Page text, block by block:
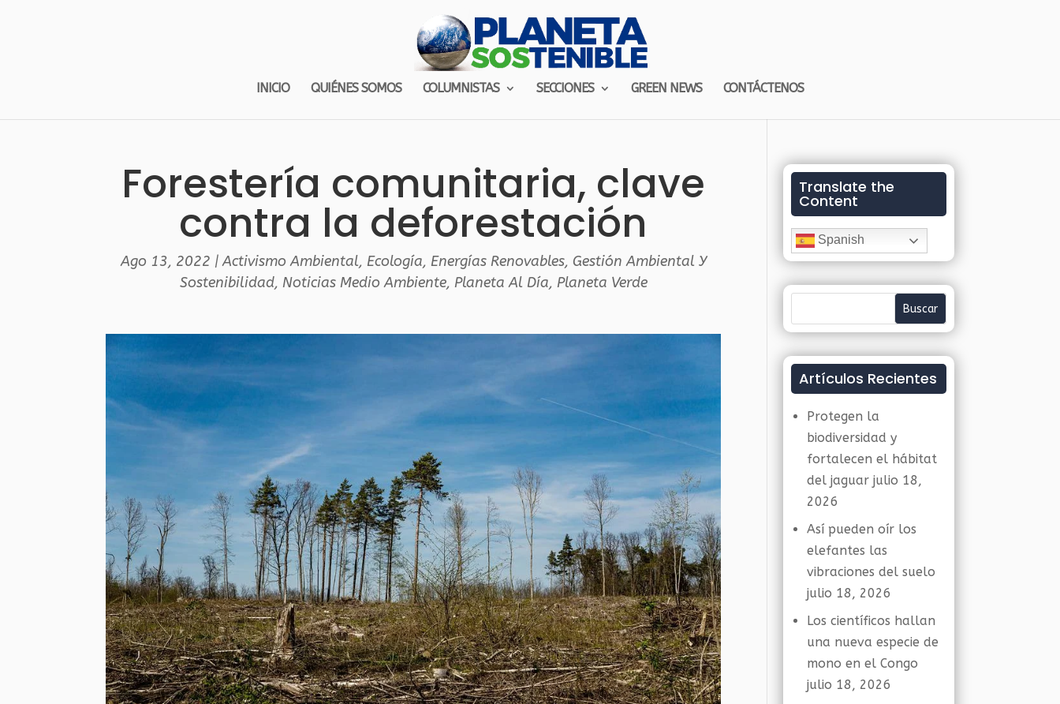
INICIO QUIÉNES SOMOS COLUMNISTAS SECCIONES GREEN NEWS CONTÁCTENOS
Forestería comunitaria, clave
contra la deforestación
Ago 13, 2022 |Activismo Ambiental, Ecología, Energías Renovables, Gestión Ambiental Y
Sostenibilidad, Noticias Medio Ambiente, Planeta Al Día, Planeta Verde
Translate the
Content
Spanish
Artículos Recientes
Protegen la
biodiversidad y
fortalecen el hábitat
del jaguar julio 18,
2026
Así pueden oír los
elefantes las
vibraciones del suelo
julio 18, 2026
Los científicos hallan
una nueva especie de
mono en el Congo
julio 18, 2026